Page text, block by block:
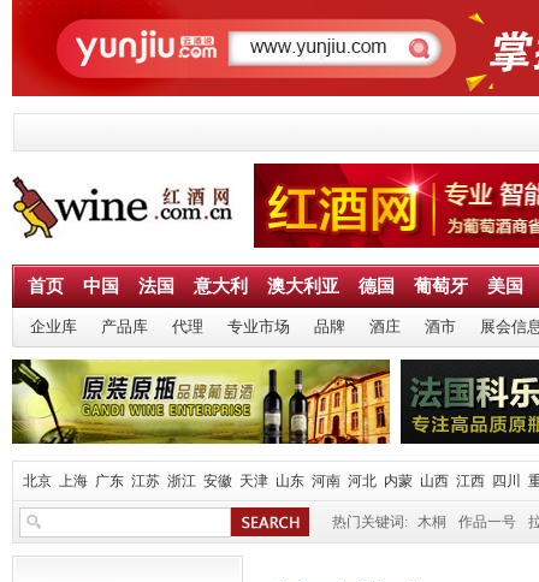
首页 中国 法国 意大利 澳大利亚 德国 葡萄牙 美国
企业库 产品库 代理 专业市场 品牌 酒庄 酒市 展会信
北京 上海 广东 江苏 浙江 安徽 天津 山东 河南 河北 内蒙 山西 江西 四川
热门关键词: 木桐 作品一号